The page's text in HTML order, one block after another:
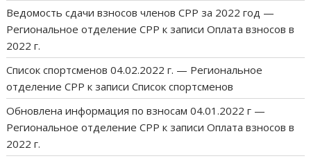
Ведомость сдачи взносов членов СРР за 2022 год —
Региональное отделение СРР к записиОплата взносов в
2022 г.
Список спортсменов 04.02.2022 г. — Региональное
отделение СРР к записиСписок спортсменов
Обновлена информация по взносам 04.01.2022 г —
Региональное отделение СРР к записиОплата взносов в
2022 г.